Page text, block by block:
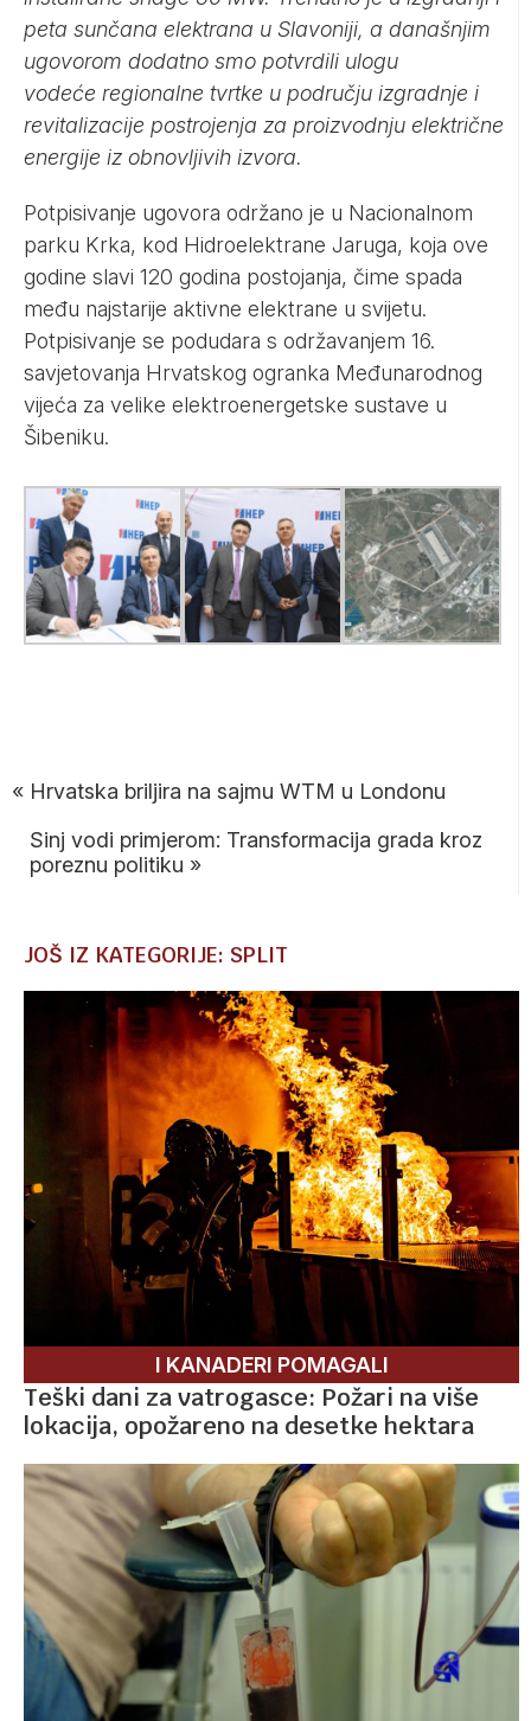
peta sunčana elektrana u Slavoniji, a današnjim
ugovorom dodatno smo potvrdili ulogu
vodeće regionalne tvrtke u području izgradnje i
revitalizacije postrojenja za proizvodnju električne
energije iz obnovljivih izvora.
Potpisivanje ugovora održano je u Nacionalnom
parku Krka, kod Hidroelektrane Jaruga, koja ove
godine slavi 120 godina postojanja, čime spada
među najstarije aktivne elektrane u svijetu.
Potpisivanje se podudara s održavanjem 16.
savjetovanja Hrvatskog ogranka Međunarodnog
vijeća za velike elektroenergetske sustave u
Šibeniku.
« Hrvatska briljira na sajmu WTM u Londonu
Sinj vodi primjerom: Transformacija grada kroz
poreznu politiku »
JOŠ IZ KATEGORIJE: SPLIT
I KANADERI POMAGALI
Teški dani za vatrogasce: Požari na više
lokacija, opožareno na desetke hektara